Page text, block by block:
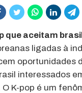
que aceitam
ligadas à
oportunidades
interessados
K-pop é um